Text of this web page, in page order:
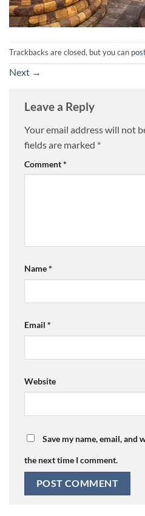
Trackbacks are closed, but you can
Next →
Leave a Reply
Your email address will not
fields are marked *
Comment*
Name*
Email *
Website
Save my name, email,
the next time I comment.